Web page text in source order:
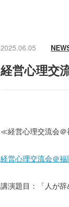
2025.06.05
経営心理交
≪経営心理交流会
経営心理交流会＠
講演題目：「人が辞